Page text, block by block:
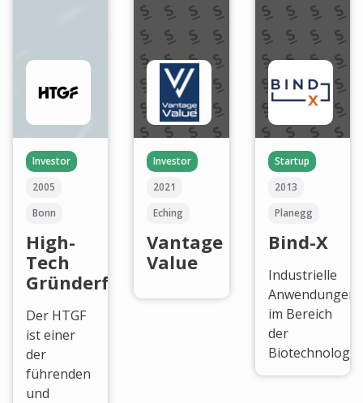
Investor
2005
Bonn
High-
Tech
Gründerfonds
Der HTGF
ist einer
der
führenden
und
Investor
2021
Eching
Vantage
Value
Startup
2013
Planegg
Bind-X
Industrielle
Anwendungen
im Bereich
der
Biotechnologie.